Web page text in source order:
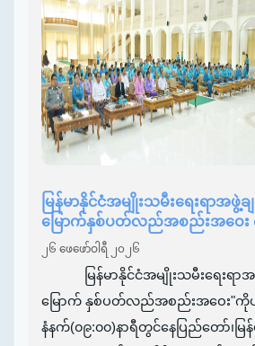
မြန်မာနိုင်ငံအမျိုးသမီးရေးရာအဖွဲ့
မြောက်နှစ်ပတ်လည်အစည်းအဝေး
၂၆ ဖေဖော်ဝါရီ ၂၀၂၆
မြန်မာနိုင်ငံအမျိုးသမီးရေးရာအ
မြောက် နှစ်ပတ်လည်အစည်းအဝေး"ကို
နံနက်(၀၉:၀၀)နာရီတွင်နေပြည်တော်၊မြ